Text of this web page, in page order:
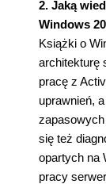
2. Jaką
Windows
Książki o
architekturę
pracę z
uprawnień,
się też
opartych na
pracy